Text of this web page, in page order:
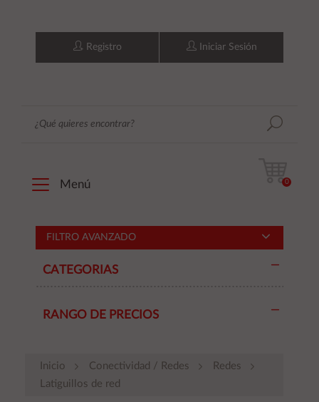
Registro Iniciar Sesión
Menú 0
FILTRO AVANZADO
CATEGORIAS
RANGO DE PRECIOS
Inicio Conectividad / Redes
Redes
Latiguillos de red